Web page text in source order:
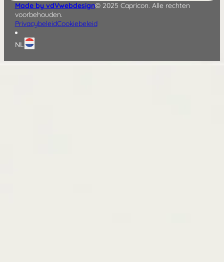
Made by vdVwebdesign© 2025 Capricon. Alle rechten
voorbehouden.
PrivacybeleidCookiebeleid
NL